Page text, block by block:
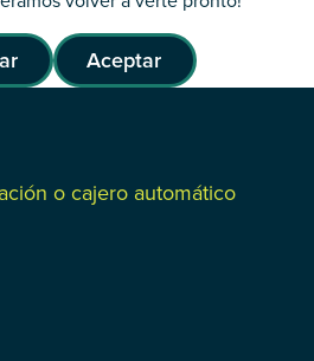
Aceptar
o cajero automático